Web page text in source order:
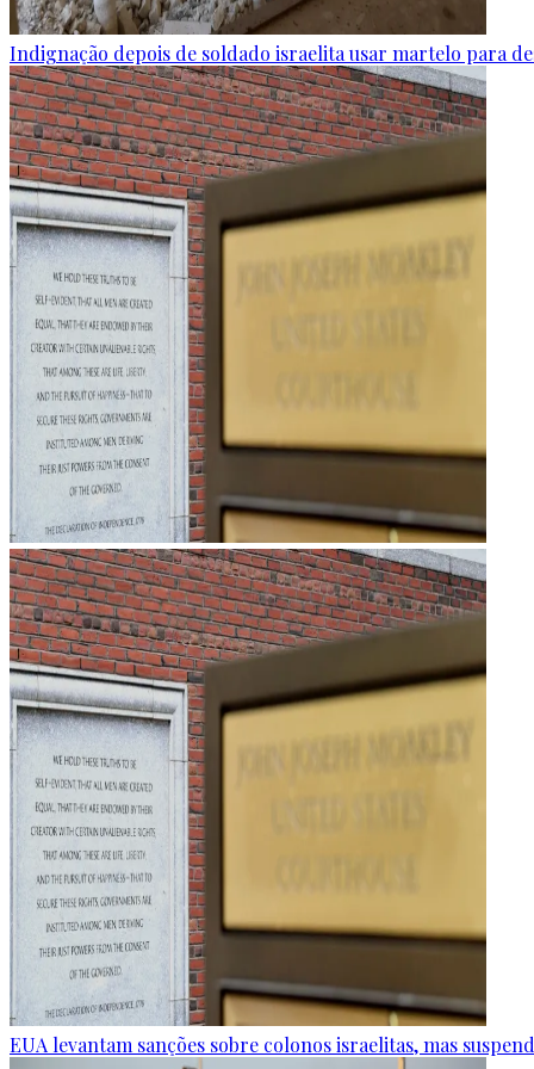
Indignação depois de soldado israelita usar martelo para
EUA levantam sanções sobre colonos israelitas, mas